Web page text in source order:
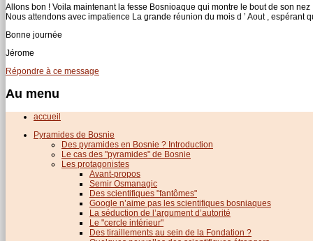
Allons bon ! Voila maintenant la fesse Bosnioaque qui montre le bout de son
Nous attendons avec impatience La grande réunion du mois d ’ Aout , espérant
Bonne journée
Jérome
Répondre à ce message
Au menu
accueil
Pyramides de Bosnie
Des pyramides en Bosnie ? Introduction
Le cas des "pyramides" de Bosnie
Les protagonistes
Avant-propos
Semir Osmanagic
Des scientifiques "fantômes"
Google n’aime pas les scientifiques bosniaques
La séduction de l’argument d’autorité
Le "cercle intérieur"
Des tiraillements au sein de la Fondation ?